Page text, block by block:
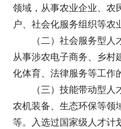
领域，从事农业企业、农
户、社会化服务组织等农
（二）社会服务型
从事涉农电子商务、乡村
化体育、法律服务等工作
（三）技能带动型人
农机装备、生态环保等领
等。入选过国家级人才计